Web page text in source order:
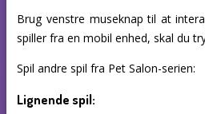
Brug venstre museknap til at
spiller fra en mobil enhed, skal du
Spil andre spil fra Pet Salon-serien:
Lignende spil: